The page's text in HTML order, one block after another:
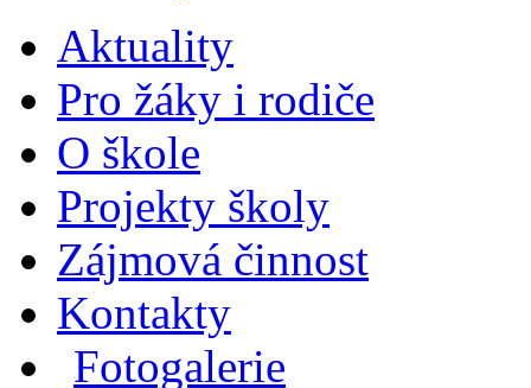
Aktuality
Pro žáky i rodiče
O škole
Projekty školy
Zájmová činnost
Kontakty
Fotogalerie